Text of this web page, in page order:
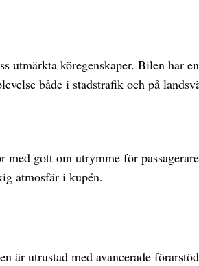
utmärkta köregenskaper. Bilen har
både i stadstrafik och på
gott om utrymme för
atmosfär i kupén.
är utrustad med avancerade